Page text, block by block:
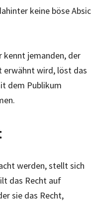
keine böse
kennt jemanden, der
erwähnt wird, löst das
dem Publikum
werden, stellt sich
das Recht auf
sie das Recht,